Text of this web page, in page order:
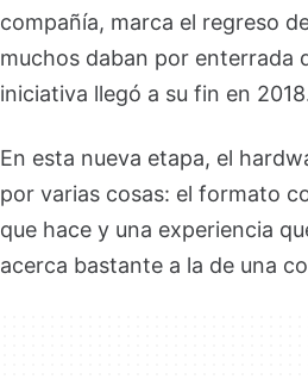
compañía, marca el regreso
muchos daban por enterrada
iniciativa llegó a su fin en
En esta nueva etapa, el
por varias cosas: el formato
que hace y una experiencia
acerca bastante a la de una